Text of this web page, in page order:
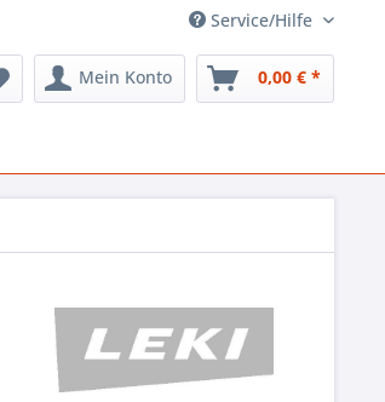
Service/Hilfe
Mein Konto 0,00 € *